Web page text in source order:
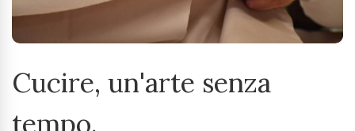
Cucire, un'arte senza
tempo.